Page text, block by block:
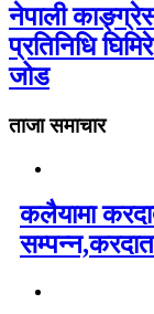
नेपाली
प्रतिनिधि
जोड
ताजा समाचार
कलैयामा